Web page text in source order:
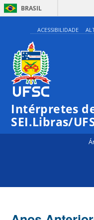
BRASIL
ACESSIBILIDADE
Intérpretes
SEI.Libras/